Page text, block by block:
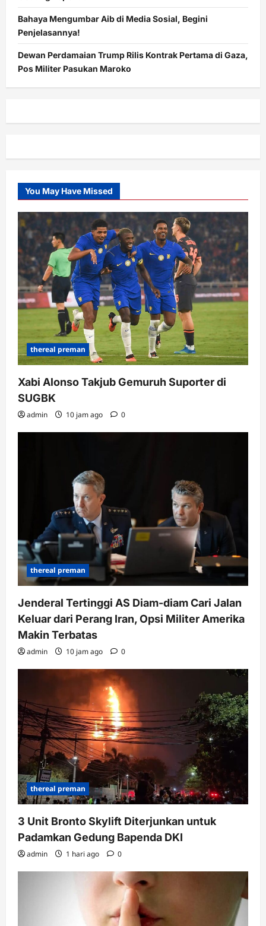
Bahaya Mengumbar Aib di Media Sosial, Begini
Penjelasannya!
Dewan Perdamaian Trump Rilis Kontrak Pertama di Gaza,
Pos Militer Pasukan Maroko
You May Have Missed
thereal preman
Xabi Alonso Takjub Gemuruh Suporter di
SUGBK
admin 10 jam ago 0
thereal preman
Jenderal Tertinggi AS Diam-diam Cari Jalan
Keluar dari Perang Iran, Opsi Militer Amerika
Makin Terbatas
admin 10 jam ago 0
thereal preman
3 Unit Bronto Skylift Diterjunkan untuk
Padamkan Gedung Bapenda DKI
admin 1 hari ago 0